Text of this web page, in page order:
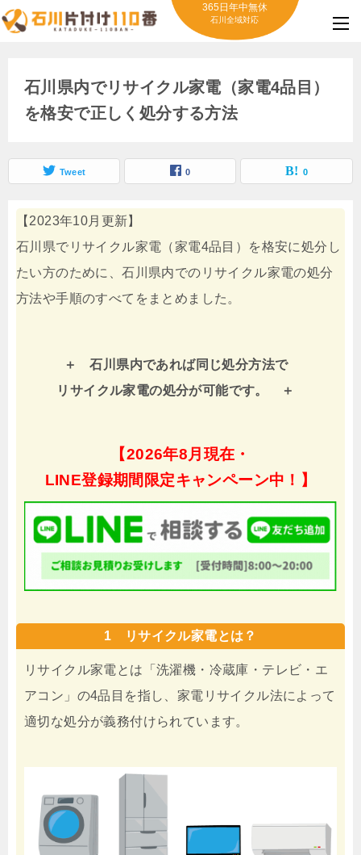
365日年中無休
石川全域対応
石川県内でリサイクル家電（家電4品目）
を格安で正しく処分する方法
Tweet 0 0
【2023年10月更新】
石川県でリサイクル家電（家電4品目）を格安に処分し
たい方のために、石川県内でのリサイクル家電の処分
方法や手順のすべてをまとめました。
石川県内であれば同じ処分方法で
リサイクル家電の処分が可能です。
【2026年8月現在・
LINE登録期間限定キャンペーン中！】
1 リサイクル家電とは？
リサイクル家電とは「洗濯機・冷蔵庫・テレビ・エ
アコン」の4品目を指し、家電リサイクル法によって
適切な処分が義務付けられています。